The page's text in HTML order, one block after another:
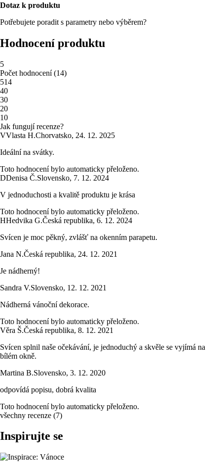
Dotaz k produktu
Potřebujete poradit s parametry nebo výběrem?
Hodnocení produktu
5
Počet hodnocení(14)
514
40
30
20
10
Jak fungují recenze?
VVlasta H.Chorvatsko, 24. 12. 2025
Ideální na svátky.
Toto hodnocení bylo automaticky přeloženo.
DDenisa Č.Slovensko, 7. 12. 2024
V jednoduchosti a kvalitě produktu je krása
Toto hodnocení bylo automaticky přeloženo.
HHedvika G.Česká republika, 6. 12. 2024
Svícen je moc pěkný, zvlášť na okenním parapetu.
Jana N.Česká republika, 24. 12. 2021
Je nádherný!
Sandra V.Slovensko, 12. 12. 2021
Nádherná vánoční dekorace.
Toto hodnocení bylo automaticky přeloženo.
Věra Š.Česká republika, 8. 12. 2021
Svícen splnil naše očekávání, je jednoduchý a skvěle se vyjímá na
bílém okně.
Martina B.Slovensko, 3. 12. 2020
odpovídá popisu, dobrá kvalita
Toto hodnocení bylo automaticky přeloženo.
všechny recenze (7)
Inspirujte se